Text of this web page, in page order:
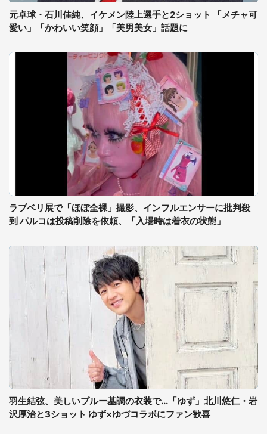
元卓球・石川佳純、イケメン陸上選手と2ショット 「メチャ可
愛い」「かわいい笑顔」「美男美女」話題に
ラブベリ展で「ほぼ全裸」撮影、インフルエンサーに批判殺
到 パルコは投稿削除を依頼、「入場時は着衣の状態」
羽生結弦、美しいブルー基調の衣装で...「ゆず」北川悠仁・岩
沢厚治と3ショット ゆず×ゆづコラボにファン歓喜